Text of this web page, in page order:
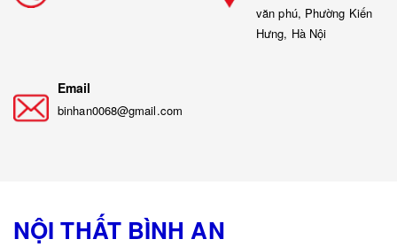
văn phú, Phường Kiến
Hưng, Hà Nội
Email
binhan0068@gmail.com
NỘI THẤT BÌNH AN